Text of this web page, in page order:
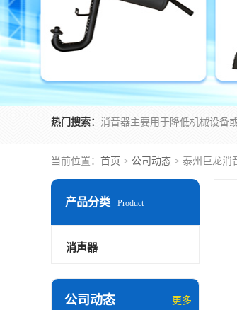
热门搜索：
当前位置： 首页 > 公司动态 > 泰州巨龙消
产品分类 Product
消声器
公司动态 更多